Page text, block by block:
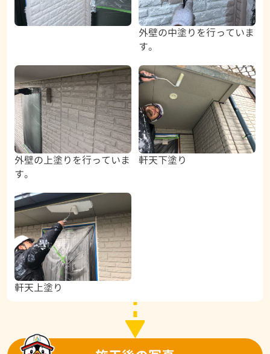
外壁の中塗りを行っていま
す。
外壁の上塗りを行っていま
す。
軒天下塗り
軒天上塗り